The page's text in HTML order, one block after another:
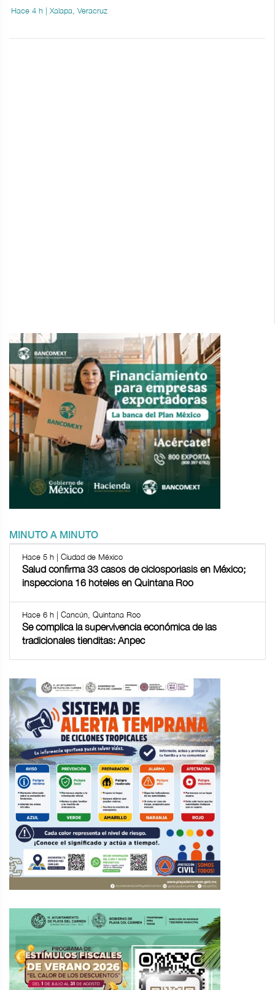
Hace 4 h | Xalapa, Veracruz
MINUTO A MINUTO
Hace 5 h | Ciudad de México
Salud confirma 33 casos de ciclosporiasis en México;
inspecciona 16 hoteles en Quintana Roo
Hace 6 h | Cancún, Quintana Roo
Se complica la supervivencia económica de las
tradicionales tienditas: Anpec